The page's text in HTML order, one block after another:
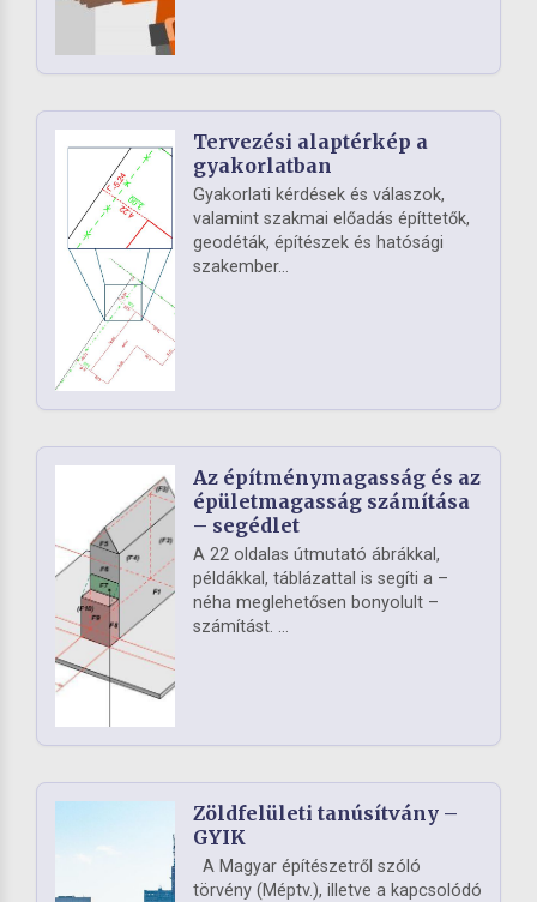
Tervezési alaptérkép a
gyakorlatban
Gyakorlati kérdések és válaszok,
valamint szakmai előadás építtetők,
geodéták, építészek és hatósági
szakember...
Az építménymagasság és az
épületmagasság számítása
– segédlet
A 22 oldalas útmutató ábrákkal,
példákkal, táblázattal is segíti a –
néha meglehetősen bonyolult –
számítást. ...
Zöldfelületi tanúsítvány –
GYIK
A Magyar építészetről szóló
törvény (Méptv.), illetve a kapcsolódó